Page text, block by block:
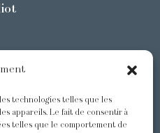
technologies telles que les
appareils. Le fait de consentir à
telles que le comportement de